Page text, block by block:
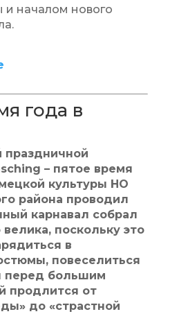
началом нового
года в
праздничной
– пятое время
культуры НО
района проводил
карнавал собрал
поскольку это
в
повеселиться
перед большим
продлится от
до «страстной